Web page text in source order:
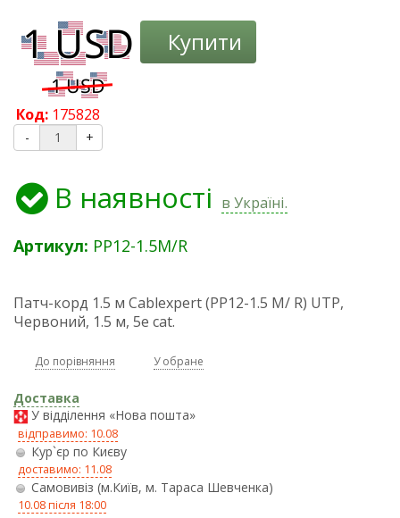
Купити
Код: 175828
- +
В наявності в Україні.
Артикул: PP12-1.5M/R
Патч-корд 1.5 м Cablexpert (PP12-1.5 M/ R) UTP,
Червоний, 1.5 м, 5е cat.
До порівняння У обране
Доставка
У відділення «Нова пошта»
відправимо: 10.08
Кур`єр по Києву
доставимо: 11.08
Самовивіз (м.Київ, м. Тараса Шевченка)
10.08 після 18:00